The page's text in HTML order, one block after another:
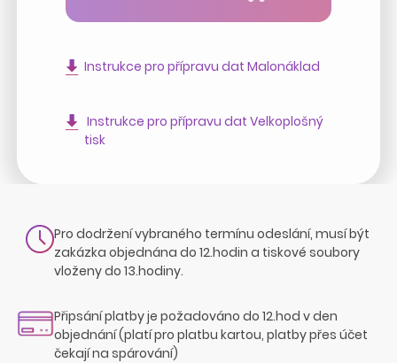
Instrukce pro přípravu dat Malonáklad
Instrukce pro přípravu dat Velkoplošný
tisk
Pro dodržení vybraného termínu odeslání, musí být
zakázka objednána do 12.hodin a tiskové soubory
vloženy do 13.hodiny.
Připsání platby je požadováno do 12.hod v den
objednání (platí pro platbu kartou, platby přes účet
čekají na spárování)